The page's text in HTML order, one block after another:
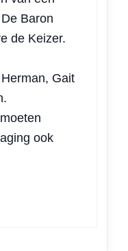
Baron
de Keizer.
Gait
ook